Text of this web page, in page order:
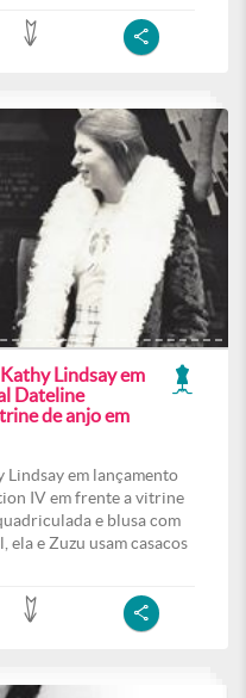
Lindsay em
Dateline
de anjo em
Lindsay em lançamento
IV em frente a vitrine
e blusa com
e Zuzu usam casacos